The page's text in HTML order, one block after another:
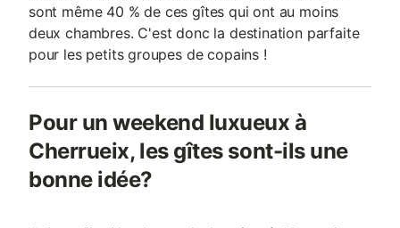
sont même 40 % de ces gîtes qui ont au moins
deux chambres. C'est donc la destination parfaite
pour les petits groupes de copains !
Pour un weekend luxueux à
Cherrueix, les gîtes sont-ils une
bonne idée?